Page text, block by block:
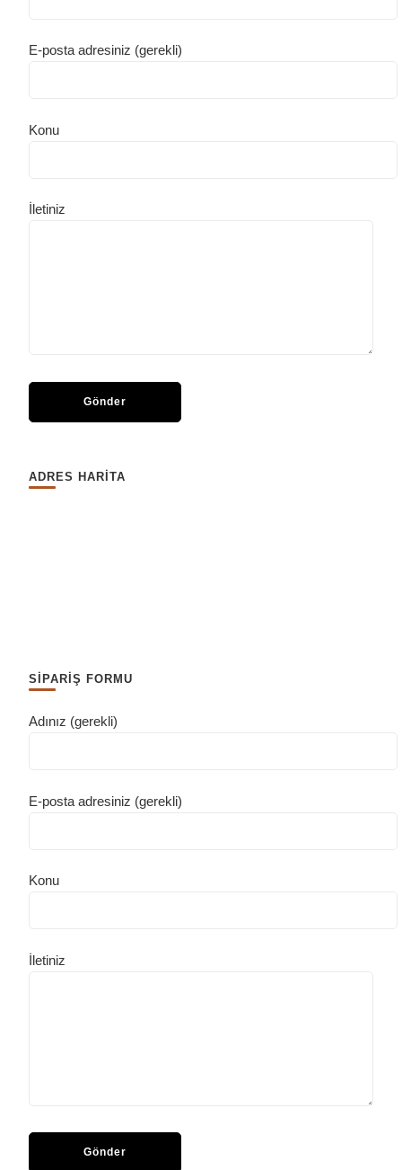
E-posta adresiniz (gerekli)
Konu
İletiniz
ADRES HARİTA
SİPARİŞ FORMU
Adınız (gerekli)
E-posta adresiniz (gerekli)
Konu
İletiniz